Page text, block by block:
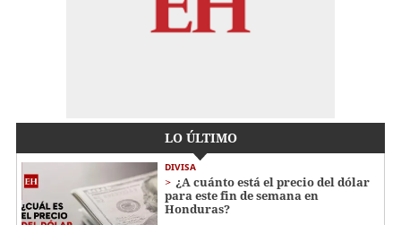
LO ÚLTIMO
DIVISA
¿A cuánto está el precio del dólar
para este fin de semana en
Honduras?